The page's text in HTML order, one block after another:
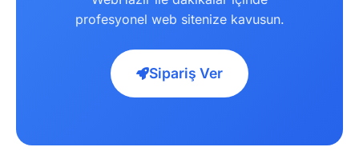
profesyonel web sitenize kavusun.
Sipariş Ver